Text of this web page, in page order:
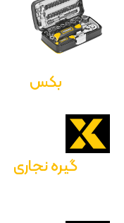
بکس
گیره نجاری